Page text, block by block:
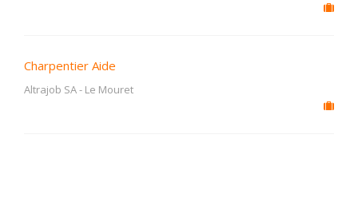
Charpentier Aide
Altrajob SA- Le Mouret